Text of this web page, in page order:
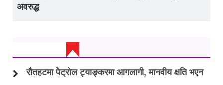
अवरुद्ध
रौतहटमा पेट्रोल ट्याङ्करमा आगलागी, मानवीय क्षति भएन